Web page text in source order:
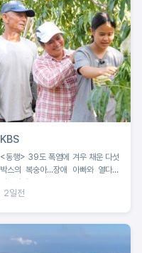
KBS
<동행> 39도 폭염에 겨우 채운 다섯
박스의 복숭아...장애 아빠와 열다섯
서현이네
2일전